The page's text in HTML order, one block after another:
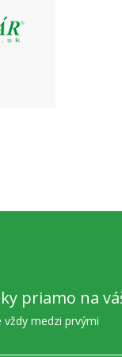
priamo na
medzi prvými